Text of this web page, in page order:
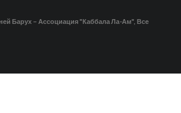
Барух – Ассоциация "Каббала Ла-Ам", Все